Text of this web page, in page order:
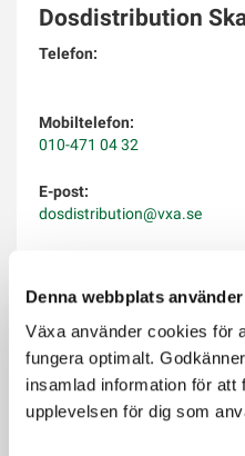
Denna webbplats
Växa använder cookies för
fungera optimalt.
insamlad information för att
upplevelsen för dig som
Dosdistribution
Telefon:
Mobiltelefon:
010-471 04 32
E-post:
dosdistribution@vxa.se
Driftsplats:
Arbetar med: